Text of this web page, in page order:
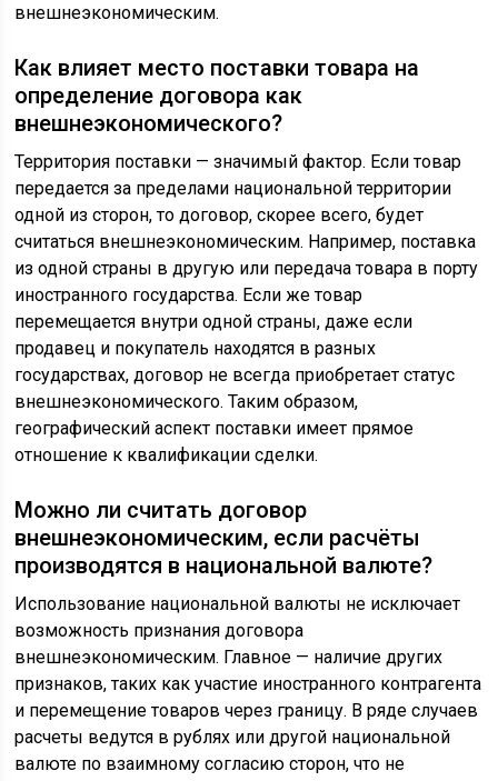
внешнеэкономическим.
Как влияет место поставки товара на
определение договора как
внешнеэкономического?
Территория поставки — значимый фактор. Если товар
передается за пределами национальной территории
одной из сторон, то договор, скорее всего, будет
считаться внешнеэкономическим. Например, поставка
из одной страны в другую или передача товара в порту
иностранного государства. Если же товар
перемещается внутри одной страны, даже если
продавец и покупатель находятся в разных
государствах, договор не всегда приобретает статус
внешнеэкономического. Таким образом,
географический аспект поставки имеет прямое
отношение к квалификации сделки.
Можно ли считать договор
внешнеэкономическим, если расчёты
производятся в национальной валюте?
Использование национальной валюты не исключает
возможность признания договора
внешнеэкономическим. Главное — наличие других
признаков, таких как участие иностранного контрагента
и перемещение товаров через границу. В ряде случаев
расчеты ведутся в рублях или другой национальной
валюте по взаимному согласию сторон, что не